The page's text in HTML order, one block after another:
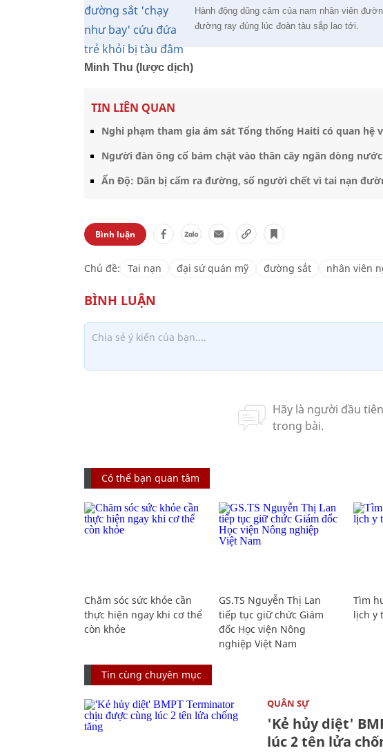
Hành động dũng cảm của nam nhân viên
đường ray đúng lúc đoàn tàu sắp lao tới.
Minh Thu (lược dịch)
TIN LIÊN QUAN
Nghi phạm tham gia ám sát Tổng thống Haiti có quan hệ
Người đàn ông cố bám chặt vào thân cây ngăn dòng
Ấn Độ: Dân bị cấm ra đường, số người chết vì tai nạn
Bình luận
Chủ đề: Tai nạn đại sứ quán mỹ đường sắt nhân viên
Có thể bạn quan tâm
Chăm sóc sức khỏe cần
thực hiện ngay khi cơ thể
còn khỏe
GS.TS Nguyễn Thị Lan
tiếp tục giữ chức Giám
đốc Học viện Nông
nghiệp Việt Nam
Tìm
lịch y
Tin cùng chuyên mục
QUÂN SỰ
'Kẻ hủy diệt'
lúc 2 tên lửa